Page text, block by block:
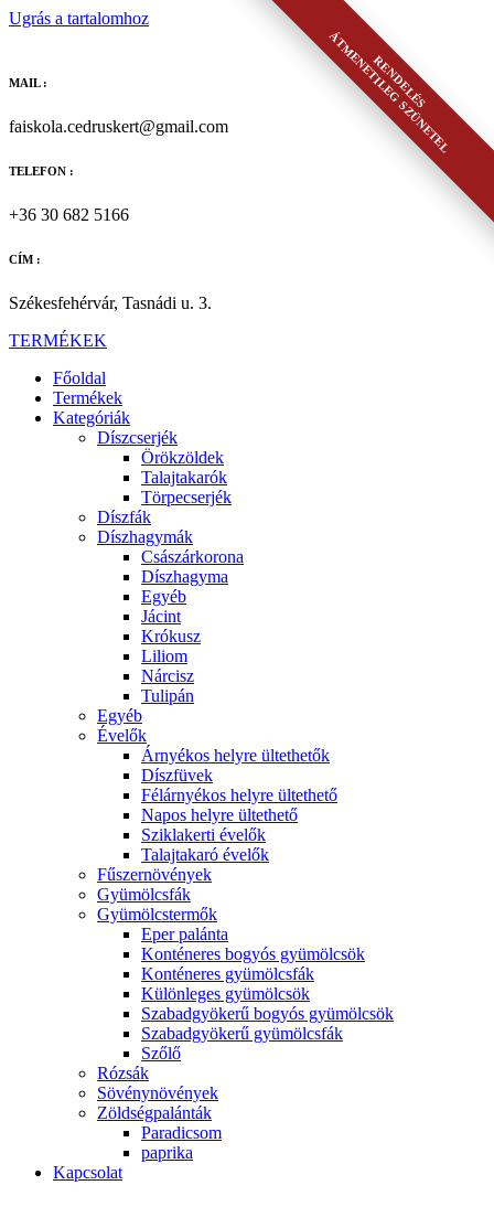
RENDELÉS
ÁTMENETILEG SZÜNETEL
Ugrás a tartalomhoz
MAIL :
faiskola.cedruskert@gmail.com
TELEFON :
+36 30 682 5166
CÍM :
Székesfehérvár, Tasnádi u. 3.
TERMÉKEK
Főoldal
Termékek
Kategóriák
Díszcserjék
Örökzöldek
Talajtakarók
Törpecserjék
Díszfák
Díszhagymák
Császárkorona
Díszhagyma
Egyéb
Jácint
Krókusz
Liliom
Nárcisz
Tulipán
Egyéb
Évelők
Árnyékos helyre ültethetők
Díszfüvek
Félárnyékos helyre ültethető
Napos helyre ültethető
Sziklakerti évelők
Talajtakaró évelők
Fűszernövények
Gyümölcsfák
Gyümölcstermők
Eper palánta
Konténeres bogyós gyümölcsök
Konténeres gyümölcsfák
Különleges gyümölcsök
Szabadgyökerű bogyós gyümölcsök
Szabadgyökerű gyümölcsfák
Szőlő
Rózsák
Sövénynövények
Zöldségpalánták
Paradicsom
paprika
Kapcsolat